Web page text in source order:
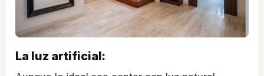
La luz artificial: